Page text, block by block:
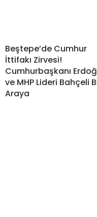
Beştepe’de Cumhur
İttifakı Zirvesi!
Cumhurbaşkanı
ve MHP Lideri Bahçeli
Araya